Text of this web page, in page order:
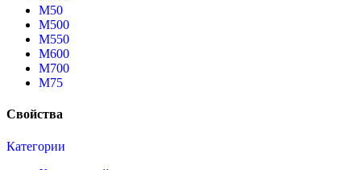
М50
М500
М550
М600
М700
М75
Свойства
Категории